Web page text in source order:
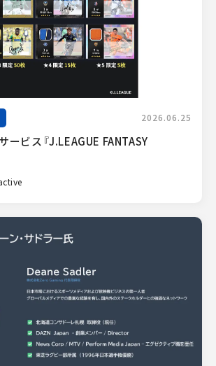
2026.06.25
ービス『J.LEAGUE FANTASY